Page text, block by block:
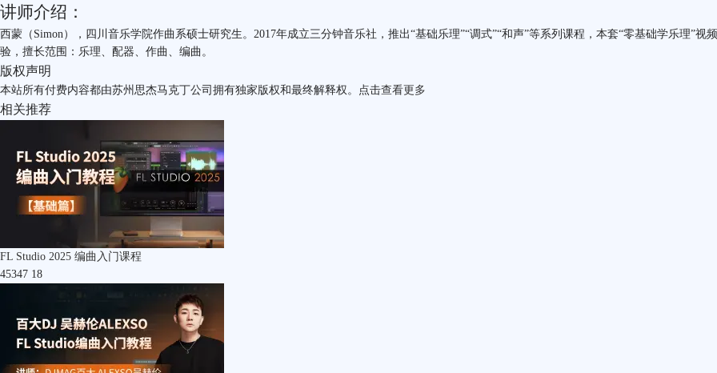
讲师介绍：
西蒙（Simon），四川音乐学院作曲系硕士研究生。2017年成立三分钟音乐社，推出“基础乐理”“调式”“和声”等系列课程，本套“零基础学乐理”
验，擅长范围：乐理、配器、作曲、编曲。
版权声明
本站所有付费内容都由苏州思杰马克丁公司拥有独家版权和最终解释权。点击查看更多
相关推荐
FL Studio 2025 编曲入门课程
45347 18